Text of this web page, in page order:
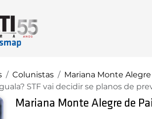
Colunistas
Mariana Monte Alegre
STF vai decidir se planos de
Mariana Monte Alegre de